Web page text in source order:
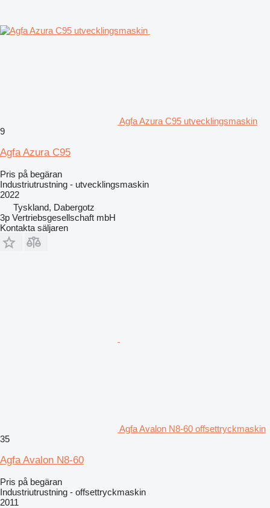
Agfa Azura C95 utvecklingsmaskin
9
Agfa Azura C95
Pris på begäran
Industriutrustning - utvecklingsmaskin
2022
Tyskland, Dabergotz
3p Vertriebsgesellschaft mbH
Kontakta säljaren
Agfa Avalon N8-60 offsettryckmaskin
35
Agfa Avalon N8-60
Pris på begäran
Industriutrustning - offsettryckmaskin
2011